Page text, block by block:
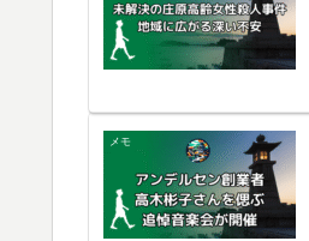
メモ